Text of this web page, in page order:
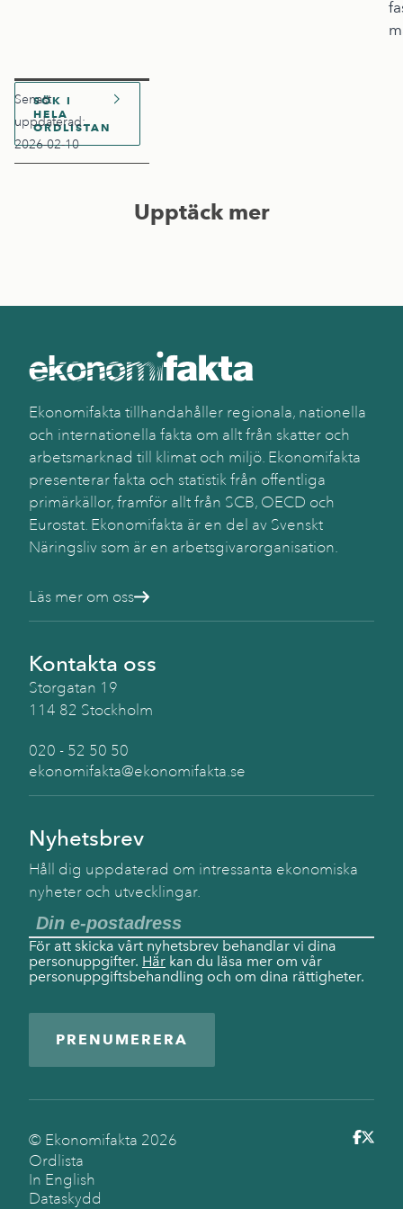
SÖK I
HELA
ORDLISTAN
Senast
uppdaterad:
2026-02-10
Upptäck mer
Ekonomifakta tillhandahåller regionala, nationella
och internationella fakta om allt från skatter och
arbetsmarknad till klimat och miljö. Ekonomifakta
presenterar fakta och statistik från offentliga
primärkällor, framför allt från SCB, OECD och
Eurostat. Ekonomifakta är en del av Svenskt
Näringsliv som är en arbetsgivarorganisation.
Läs mer om oss
Kontakta oss
Storgatan 19
114 82 Stockholm
020 - 52 50 50
ekonomifakta@ekonomifakta.se
Nyhetsbrev
Håll dig uppdaterad om intressanta ekonomiska
nyheter och utvecklingar.
För att skicka vårt nyhetsbrev behandlar vi dina
personuppgifter. Här kan du läsa mer om vår
personuppgiftsbehandling och om dina rättigheter.
PRENUMERERA
© Ekonomifakta 2026
Ordlista
In English
Dataskydd